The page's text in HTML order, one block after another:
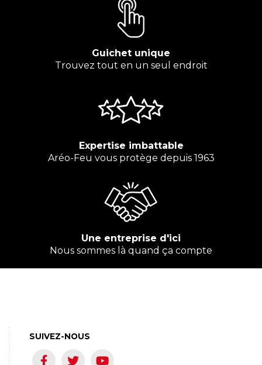
Guichet unique
Trouvez tout en un seul endroit
Expertise imbattable
Aréo-Feu vous protège depuis 1963
Une entreprise d'ici
Nous sommes là quand ça compte
SUIVEZ-NOUS